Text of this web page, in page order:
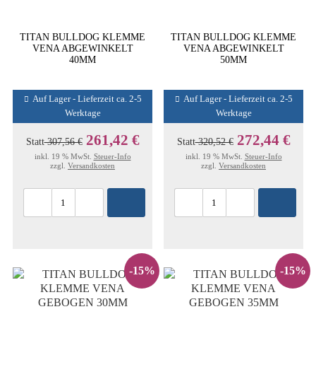
TITAN BULLDOG KLEMME
VENA ABGEWINKELT
40MM
Auf Lager - Lieferzeit ca. 2-5
Werktage
Statt307,56 € 261,42 €
inkl. 19 % MwSt. Steuer-Info
zzgl. Versandkosten
TITAN BULLDOG KLEMME
VENA ABGEWINKELT
50MM
Auf Lager - Lieferzeit ca. 2-5
Werktage
Statt320,52 € 272,44 €
inkl. 19 % MwSt. Steuer-Info
zzgl. Versandkosten
-15% -15%